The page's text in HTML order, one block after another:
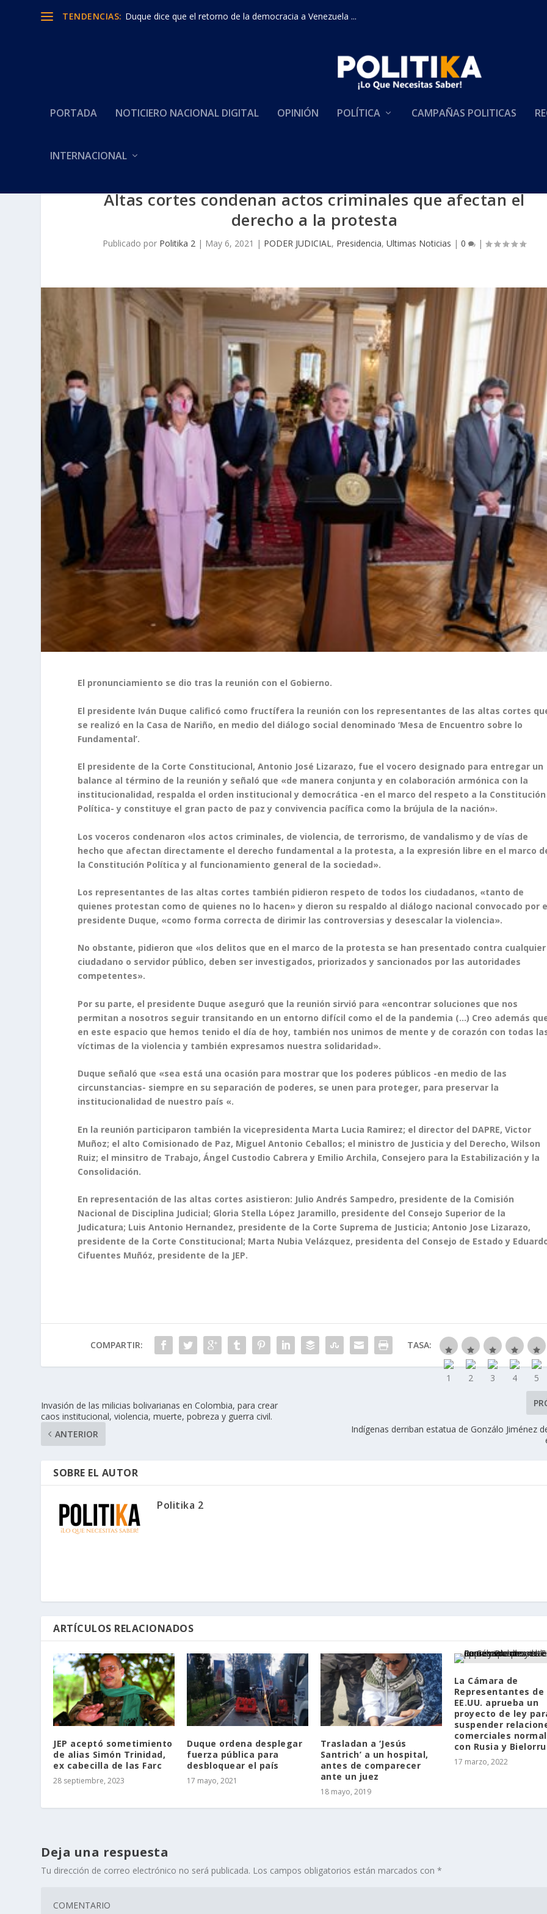
TENDENCIAS: Duque dice que el retorno de la democracia a Venezuela ...
PORTADA NOTICIERO NACIONAL DIGITAL OPINIÓN POLÍTICA CAMPAÑAS POLITICAS
INTERNACIONAL
Altas cortes condenan actos criminales que afectan el
derecho a la protesta
Publicado por Politika 2 | May 6, 2021 | PODER JUDICIAL , Presidencia,Ultimas Noticias |0 |
El pronunciamiento se dio tras la reunión con el Gobierno.
El presidente Iván Duque calificó como fructífera la reunión con los representantes de las altas cortes
se realizó en la Casa de Nariño, en medio del diálogo social denominado ‘Mesa de Encuentro sobre lo
Fundamental’.
El presidente de la Corte Constitucional, Antonio José Lizarazo, fue el vocero designado para entregar un
balance al término de la reunión y señaló que «de manera conjunta y en colaboración armónica con la
institucionalidad, respalda el orden institucional y democrática -en el marco del respeto a la Constitución
Política- y constituye el gran pacto de paz y convivencia pacífica como la brújula de la nación».
Los voceros condenaron «los actos criminales, de violencia, de terrorismo, de vandalismo y de vías de
hecho que afectan directamente el derecho fundamental a la protesta, a la expresión libre en el marco
la Constitución Política y al funcionamiento general de la sociedad».
Los representantes de las altas cortes también pidieron respeto de todos los ciudadanos, «tanto de
quienes protestan como de quienes no lo hacen» y dieron su respaldo al diálogo nacional convocado por
presidente Duque, «como forma correcta de dirimir las controversias y desescalar la violencia».
No obstante, pidieron que «los delitos que en el marco de la protesta se han presentado contra cualquier
ciudadano o servidor público, deben ser investigados, priorizados y sancionados por las autoridades
competentes».
Por su parte, el presidente Duque aseguró que la reunión sirvió para «encontrar soluciones que nos
permitan a nosotros seguir transitando en un entorno difícil como el de la pandemia (…) Creo además
en este espacio que hemos tenido el día de hoy, también nos unimos de mente y de corazón con todas
víctimas de la violencia y también expresamos nuestra solidaridad».
Duque señaló que «sea está una ocasión para mostrar que los poderes públicos -en medio de las
circunstancias- siempre en su separación de poderes, se unen para proteger, para preservar la
institucionalidad de nuestro país «.
En la reunión participaron también la vicepresidenta Marta Lucia Ramirez; el director del DAPRE, Victor
Muñoz; el alto Comisionado de Paz, Miguel Antonio Ceballos; el ministro de Justicia y del Derecho, Wilson
Ruiz; el minsitro de Trabajo, Ángel Custodio Cabrera y Emilio Archila, Consejero para la Estabilización y la
Consolidación.
En representación de las altas cortes asistieron: Julio Andrés Sampedro, presidente de la Comisión
Nacional de Disciplina Judicial; Gloria Stella López Jaramillo, presidente del Consejo Superior de la
Judicatura; Luis Antonio Hernandez, presidente de la Corte Suprema de Justicia; Antonio Jose Lizarazo,
presidente de la Corte Constitucional; Marta Nubia Velázquez, presidenta del Consejo de Estado y
Cifuentes Muñóz, presidente de la JEP.
COMPARTIR: TASA:
Invasión de las milicias bolivarianas en Colombia, para crear
caos institucional, violencia, muerte, pobreza y guerra civil.
ANTERIOR
Indígenas derriban estatua de Gonzálo Jiménez
SOBRE EL AUTOR
Politika 2
ARTÍCULOS RELACIONADOS
JEP aceptó sometimiento
de alias Simón Trinidad,
ex cabecilla de las Farc
28 septiembre, 2023
Duque ordena desplegar
fuerza pública para
desbloquear el país
17 mayo, 2021
Trasladan a ‘Jesús
Santrich’ a un hospital,
antes de comparecer
ante un juez
18 mayo, 2019
La Cámara de
Representantes de
EE.UU. aprueba un
proyecto de ley
suspender
comerciales
con Rusia y
17 marzo, 2022
Deja una respuesta
Tu dirección de correo electrónico no será publicada. Los campos obligatorios están marcados con*